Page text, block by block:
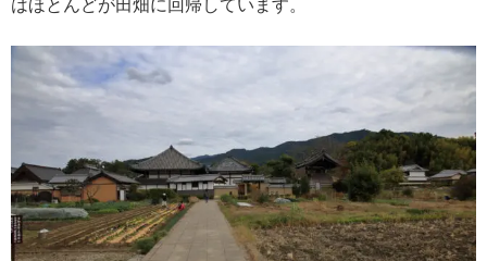
はほとんどが田畑に回帰しています。